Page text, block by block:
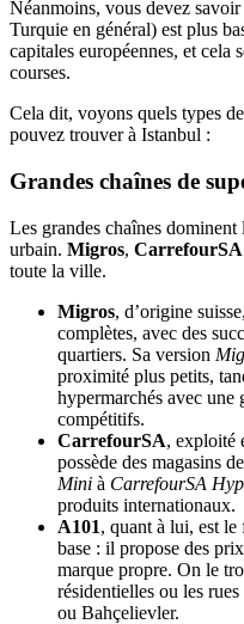
Néanmoins, vous devez
Turquie en général) est plus
capitales européennes, et cela
courses.
Cela dit, voyons quels types
pouvez trouver à Istanbul :
Grandes chaînes de
Les grandes chaînes dominent
urbain. Migros, CarrefourSA
toute la ville.
Migros, d’origine
complètes, avec des
quartiers. Sa version
proximité plus petits,
hypermarchés avec une
compétitifs.
CarrefourSA, exploité
possède des magasins
Mini à CarrefourSA
produits internationaux.
A101, quant à lui, est le
base : il propose des
marque propre. On le
résidentielles ou les
ou Bahçelievler.